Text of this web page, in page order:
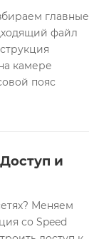
главные
файл
камере
пояс
и
Меняем
со Speed